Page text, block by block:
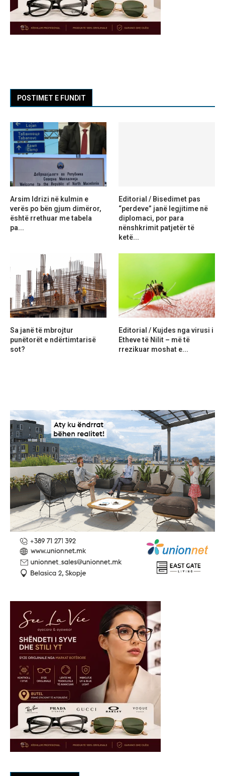
POSTIMET E FUNDIT
Arsim Idrizi në kulmin e
verës po bën gjum dimëror,
është rrethuar me tabela
pa...
Editorial / Bisedimet pas
“perdeve” janë legjitime në
diplomaci, por para
nënshkrimit patjetër të
ketë...
Sa janë të mbrojtur
punëtorët e ndërtimtarisë
sot?
Editorial / Kujdes nga virusi i
Etheve të Nilit – më të
rrezikuar moshat e...